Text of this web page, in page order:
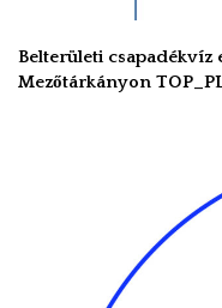
Belterületi csapadékvíz
Mezőtárkányon